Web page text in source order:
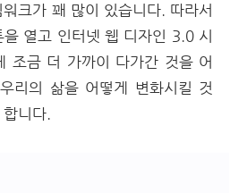
크가 꽤 많이 있습니다. 따라서
열고 인터넷 웹 디자인 3.0 시
조금 더 가까이 다가간 것을 어
리의 삶을 어떻게 변화시킬 것
니다.